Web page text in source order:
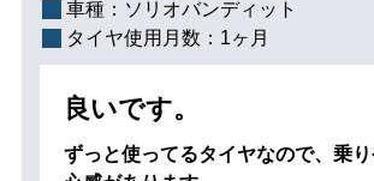
車種： ソリオバンディット
タイヤ使用月数： 1ヶ月
良いです。
ずっと使ってるタイヤなので、乗